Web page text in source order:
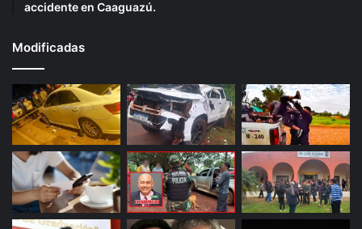
accidente en Caaguazú.
Modificadas